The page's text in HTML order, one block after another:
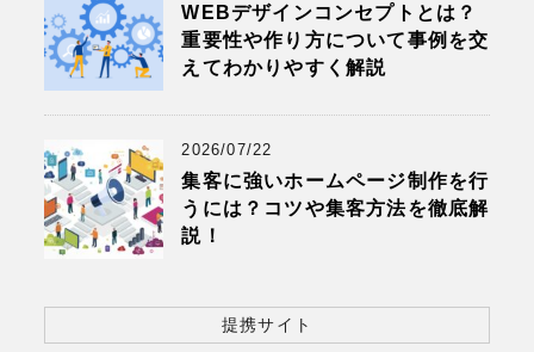
WEBデザインコンセプトとは？
重要性や作り方について事例を交
えてわかりやすく解説
2026/07/22
集客に強いホームページ制作を行
うには？コツや集客方法を徹底解
説！
提携サイト